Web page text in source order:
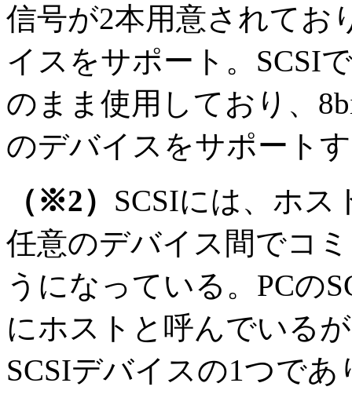
信号が2本用意されてお
イスをサポート。SCSI
のまま使用しており、
のデバイスをサポート
（※2） SCSIには、ホ
任意のデバイス間でコ
うになっている。PCの
にホストと呼んでいる
SCSIデバイスの1つで